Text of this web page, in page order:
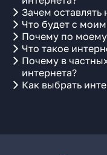
Зачем
Что будет с
Почему по
Что такое
Почему в
интернета?
Как выбрать